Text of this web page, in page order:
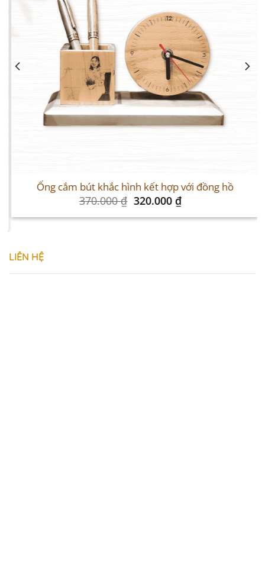
Ống cắm bút khắc hình kết hợp với đồng hồ
370.000₫ Original
was:
320.000 ₫Current
price
is:
LIÊN HỆ